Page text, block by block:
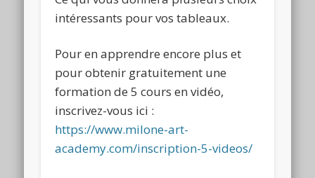
intéressants pour vos tableaux.
Pour en apprendre encore plus et
pour obtenir gratuitement une
formation de 5 cours en vidéo,
inscrivez-vous ici :
https://www.milone-art-
academy.com/inscription-5-videos/